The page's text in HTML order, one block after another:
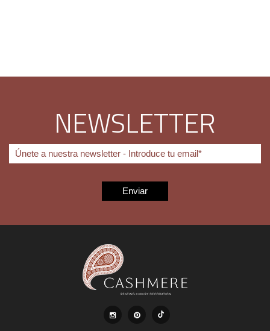
NEWSLETTER